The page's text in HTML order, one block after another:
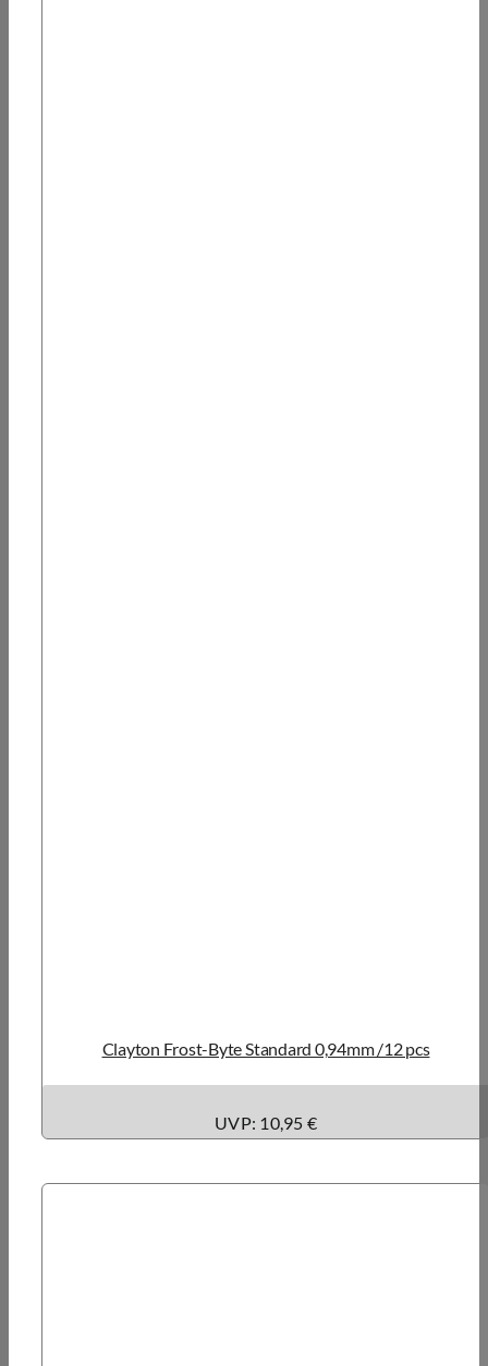
Clayton Frost-Byte Standard 0,94mm /12 pcs
UVP: 10,95 €